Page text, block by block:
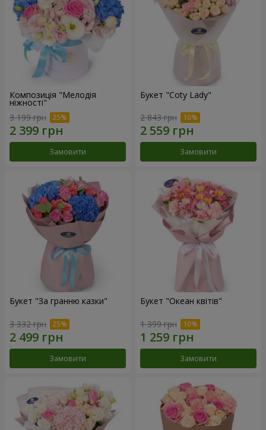
Композиція "Мелодія
ніжності"
3 199 грн
Замовити
Букет "Coty Lady"
2 843 грн
Замовити
Букет "За гранню казки"
3 332 грн
Замовити
Букет "Океан квітів"
1 399 грн
Замовити